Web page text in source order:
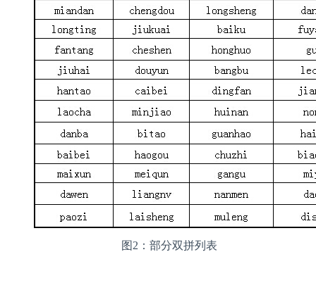
图2：部分双拼列表